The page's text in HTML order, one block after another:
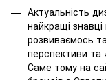
Актуальність
найкращі
розвиваємось
перспективи та
Саме тому на